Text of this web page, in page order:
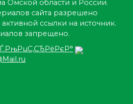
Омской области и России.
сайта разрешено
ссылки на источник.
запрещено.